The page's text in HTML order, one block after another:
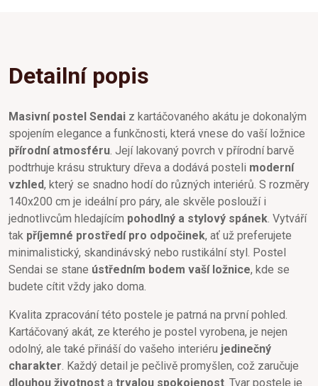
Detailní popis
Masivní postel Sendai z kartáčovaného akátu je dokonalým
spojením elegance a funkčnosti, která vnese do vaší ložnice
přírodní atmosféru . Její lakovaný povrch v přírodní barvě
podtrhuje krásu struktury dřeva a dodává posteli moderní
vzhled, který se snadno hodí do různých interiérů. S rozměry
140x200 cm je ideální pro páry, ale skvěle poslouží i
jednotlivcům hledajícím pohodlný a stylový spánek . Vytváří
tak příjemné prostředí pro odpočinek, ať už preferujete
minimalistický, skandinávský nebo rustikální styl. Postel
Sendai se stane ústředním bodem vaší ložnice, kde se
budete cítit vždy jako doma.
Kvalita zpracování této postele je patrná na první pohled.
Kartáčovaný akát, ze kterého je postel vyrobena, je nejen
odolný, ale také přináší do vašeho interiéru jedinečný
charakter . Každý detail je pečlivě promyšlen, což zaručuje
dlouhou životnost a trvalou spokojenost . Tvar postele je